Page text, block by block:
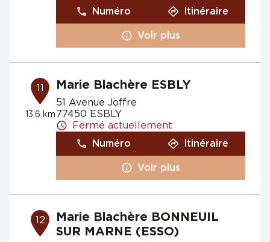
Numéro Itinéraire
Voir plus
11
13.6 km
Marie Blachère ESBLY
51 Avenue Joffre
77450 ESBLY
Fermé actuellement
Numéro
Itinéraire
Voir plus
12
Marie Blachère BONNEUIL
SUR MARNE (ESSO)